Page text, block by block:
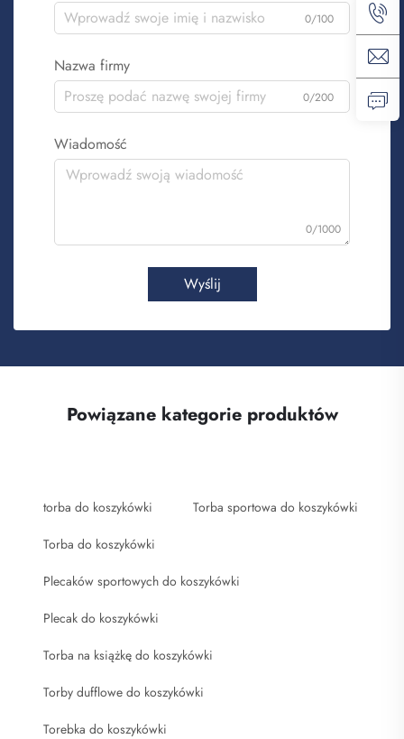
0/100
Nazwa firmy
0/200
Wiadomość
0/1000
Wyślij
Powiązane kategorie produktów
torba do koszykówki Torba sportowa do koszykówki
Torba do koszykówki
Plecaków sportowych do koszykówki
Plecak do koszykówki
Torba na książkę do koszykówki
Torby dufflowe do koszykówki
Torebka do koszykówki